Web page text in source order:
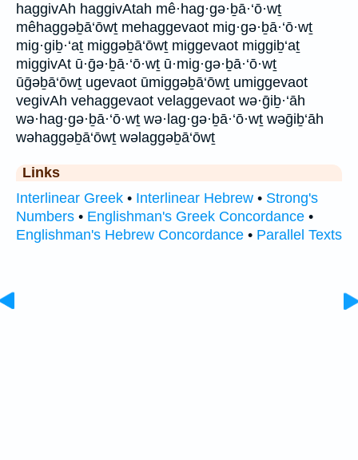
haggivAh haggivAtah mê·hag·gə·ḇā·‘ō·wṯ
mêhaggəḇā‘ōwṯ mehaggevaot mig·gə·ḇā·‘ō·wṯ
mig·giḇ·‘aṯ miggəḇā‘ōwṯ miggevaot miggiḇ‘aṯ
miggivAt ū·ḡə·ḇā·‘ō·wṯ ū·mig·gə·ḇā·‘ō·wṯ
ūḡəḇā‘ōwṯ ugevaot ūmiggəḇā‘ōwṯ umiggevaot
vegivAh vehaggevaot velaggevaot wə·ḡiḇ·‘āh
wə·hag·gə·ḇā·‘ō·wṯ wə·lag·gə·ḇā·‘ō·wṯ wəḡiḇ‘āh
wəhaggəḇā‘ōwṯ wəlaggəḇā‘ōwṯ
Links
Interlinear Greek • Interlinear Hebrew • Strong's
Numbers • Englishman's Greek Concordance •
Englishman's Hebrew Concordance • Parallel Texts